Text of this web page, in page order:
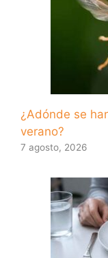
¿Adónde se
verano?
7 agosto, 2026